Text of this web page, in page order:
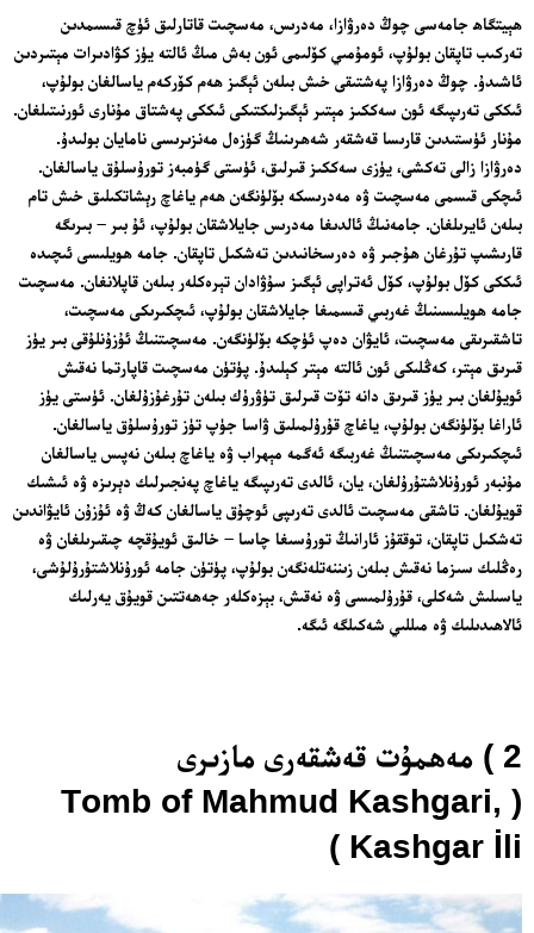
ھېيتگاھ جامەسى چوڭ دەرۋازا، مەدرىس، مەسچىت قاتارلىق ئۈچ قىسىمدىن
تەركىب تاپقان بولۇپ، ئومۇمىي كۆلىمى ئون بەش مىڭ ئالتە يۈز كۋادىرات مېتىردىن
ئاشىدۇ. چوڭ دەرۋازا پەشتىقى خىش بىلەن ئېگىز ھەم كۆركەم ياسالغان بولۇپ،
ئىككى تەرىپىگە ئون سەككىز مېتىر ئېگىزلىكتىكى ئىككى پەشتاق مۇنارى ئورنىتىلغان.
مۇنار ئۈستىدىن قارىسا قەشقەر شەھرىنىڭ گۈزەل مەنزىرىسى نامايان بولىدۇ.
دەرۋازا زالى تەكشى، يۈزى سەككىز قىرلىق، ئۈستى گۈمبەز تورۇسلۇق ياسالغان.
ئىچكى قىسمى مەسچىت ۋە مەدرىسكە بۆلۈنگەن ھەم ياغاچ رېشاتكىلىق خىش تام
بىلەن ئايرىلغان. جامەنىڭ ئالدىغا مەدرىس جايلاشقان بولۇپ، ئۇ بىر – بىرىگە
قارىشىپ تۇرغان ھۇجىر ۋە دەرسخانىدىن تەشكىل تاپقان. جامە ھويلىسى ئىچىدە
ئىككى كۆل بولۇپ، كۆل ئەتراپى ئېگىز سۇۋادان تېرەكلەر بىلەن قاپلانغان. مەسچىت
جامە ھويلىسىنىڭ غەربىي قىسمىغا جايلاشقان بولۇپ، ئىچكىرىكى مەسچىت،
تاشقىرىقى مەسچىت، ئايۋان دەپ ئۈچكە بۆلۈنگەن. مەسچىتنىڭ ئۇزۇنلۇقى بىر يۈز
قىرىق مېتر، كەڭلىكى ئون ئالتە مېتر كېلىدۇ. پۈتۈن مەسچىت قاپارتما نەقىش
ئويۇلغان بىر يۈز قىرىق دانە تۆت قىرلىق تۈۋرۈك بىلەن تۇرغۇزۇلغان. ئۈستى يۈز
ئاراغا بۆلۈنگەن بولۇپ، ياغاچ قۇرۇلمىلىق ۋاسا جۈپ تۈز تورۇسلۇق ياسالغان.
ئىچكىرىكى مەسچىتنىڭ غەربىگە ئەگمە مېھراب ۋە ياغاچ بىلەن نەپىس ياسالغان
مۇنبەر ئورۇنلاشتۇرۇلغان، يان، ئالدى تەرىپىگە ياغاچ پەنجىرلىك دېرىزە ۋە ئىشىك
قويۇلغان. تاشقى مەسچىت ئالدى تەرىپى ئوچۇق ياسالغان كەڭ ۋە ئۇزۇن ئايۋاندىن
تەشكىل تاپقان، توققۇز ئارانىڭ تورۇسىغا چاسا – خالىق ئويۇقچە چىقىرىلغان ۋە
رەڭلىك سىزما نەقىش بىلەن زىننەتلەنگەن بولۇپ، پۈتۈن جامە ئورۇنلاشتۇرۇلۇشى،
ياسىلىش شەكلى، قۇرۇلمىسى ۋە نەقىش، بېزەكلەر جەھەتتىن قويۇق يەرلىك
ئالاھىدىلىك ۋە مىللىي شەكىلگە ئىگە.
2 ) مەھمۇت قەشقەرى مازىرى
( Tomb of Mahmud Kashgari,
Kashgar İli )